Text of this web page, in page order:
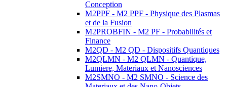
Conception
M2PPF - M2 PPF - Physique des Plasmas
et de la Fusion
M2PROBFIN - M2 PF - Probabilités et
Finance
M2QD - M2 QD - Dispositifs Quantiques
M2QLMN - M2 QLMN - Quantique,
Lumiere, Materiaux et Nanosciences
M2SMNO - M2 SMNO - Science des